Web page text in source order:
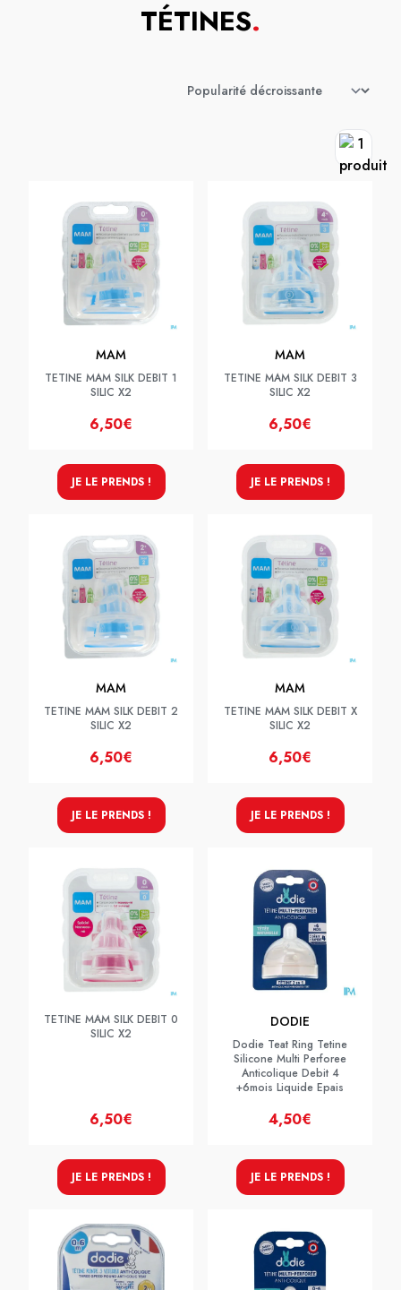
TÉTINES.
MAM
TETINE MAM SILK DEBIT 1
SILIC X2
6,50€
JE LE PRENDS !
MAM
TETINE MAM SILK DEBIT 3
SILIC X2
6,50€
JE LE PRENDS !
MAM
TETINE MAM SILK DEBIT 2
SILIC X2
6,50€
JE LE PRENDS !
MAM
TETINE MAM SILK DEBIT X
SILIC X2
6,50€
JE LE PRENDS !
TETINE MAM SILK DEBIT 0
SILIC X2
6,50€
JE LE PRENDS !
DODIE
Dodie Teat Ring Tetine
Silicone Multi Perforee
Anticolique Debit 4
+6mois Liquide Epais
4,50€
JE LE PRENDS !